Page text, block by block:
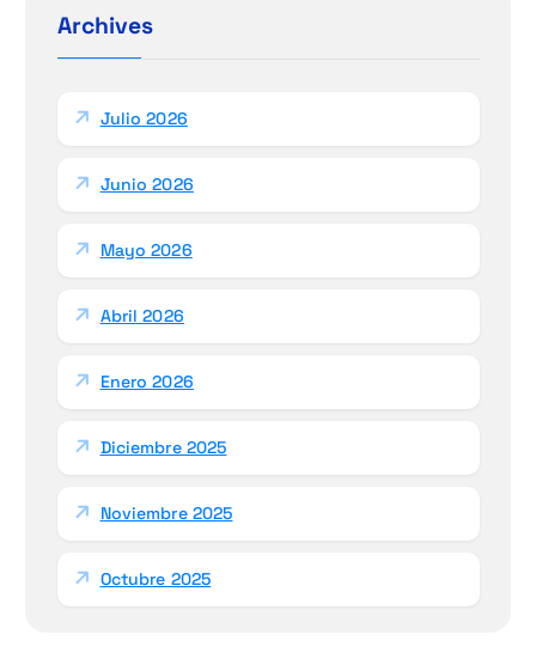
r
:Archives
Julio 2026
Junio 2026
Mayo 2026
Abril 2026
Enero 2026
Diciembre 2025
Noviembre 2025
Octubre 2025